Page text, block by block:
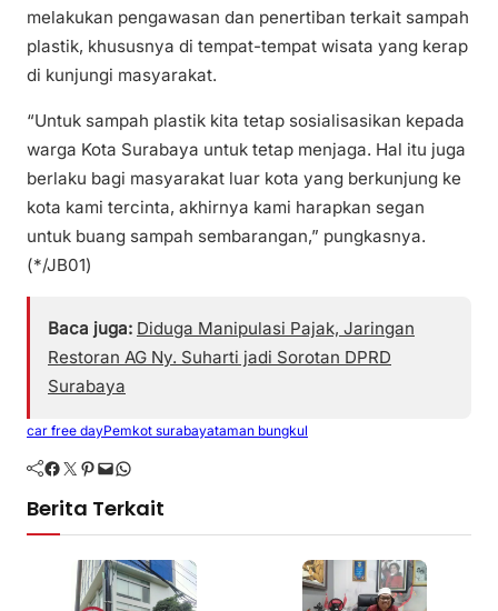
melakukan pengawasan dan penertiban terkait sampah
plastik, khususnya di tempat-tempat wisata yang kerap
di kunjungi masyarakat.
“Untuk sampah plastik kita tetap sosialisasikan kepada
warga Kota Surabaya untuk tetap menjaga. Hal itu juga
berlaku bagi masyarakat luar kota yang berkunjung ke
kota kami tercinta, akhirnya kami harapkan segan
untuk buang sampah sembarangan,” pungkasnya.
(*/JB01)
Baca juga: Diduga Manipulasi Pajak, Jaringan
Restoran AG Ny. Suharti jadi Sorotan DPRD
Surabaya
car free dayPemkot surabayataman bungkul
Facebook Twitter Pinterest Mail WhatsApp
Berita Terkait